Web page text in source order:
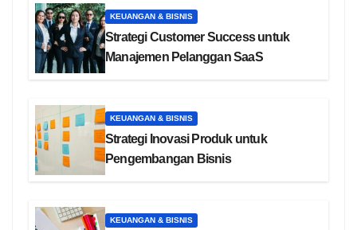
KEUANGAN & BISNIS
Strategi Customer Success untuk
Manajemen Pelanggan SaaS
KEUANGAN & BISNIS
Strategi Inovasi Produk untuk
Pengembangan Bisnis
KEUANGAN & BISNIS